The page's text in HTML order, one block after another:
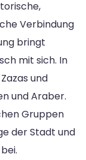
Verbindung
bringt
mit sich. In
und
und Araber.
Gruppen
der Stadt und